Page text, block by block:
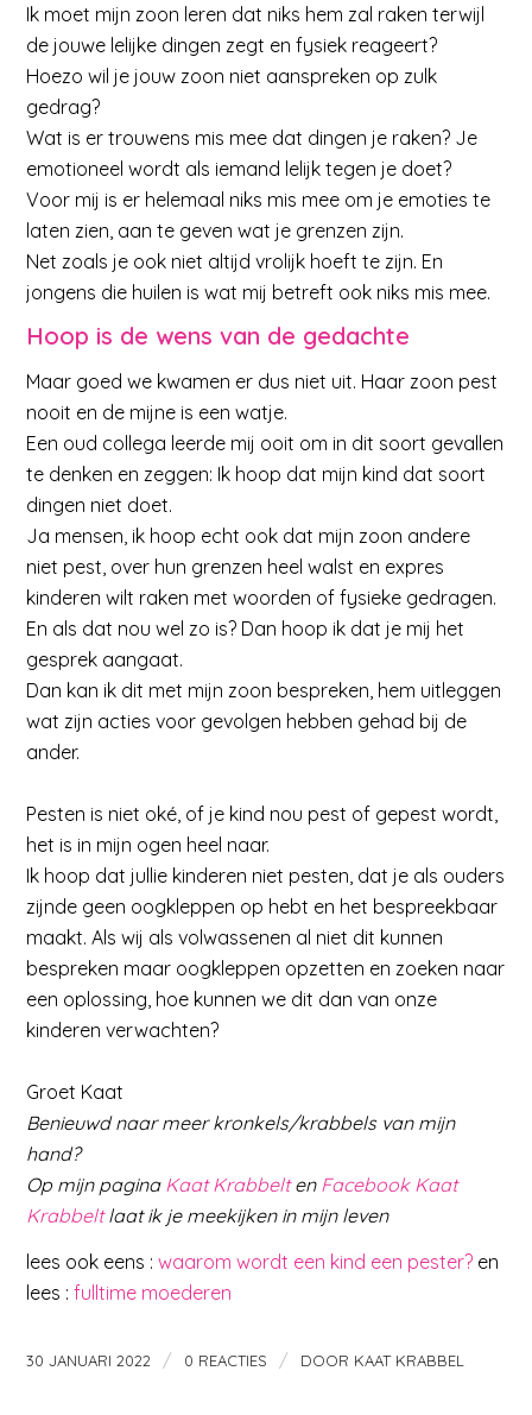
Ik moet mijn zoon leren dat niks hem zal raken terwijl
de jouwe lelijke dingen zegt en fysiek reageert?
Hoezo wil je jouw zoon niet aanspreken op zulk
gedrag?
Wat is er trouwens mis mee dat dingen je raken? Je
emotioneel wordt als iemand lelijk tegen je doet?
Voor mij is er helemaal niks mis mee om je emoties te
laten zien, aan te geven wat je grenzen zijn.
Net zoals je ook niet altijd vrolijk hoeft te zijn. En
jongens die huilen is wat mij betreft ook niks mis mee.
Hoop is de wens van de gedachte
Maar goed we kwamen er dus niet uit. Haar zoon pest
nooit en de mijne is een watje.
Een oud collega leerde mij ooit om in dit soort gevallen
te denken en zeggen: Ik hoop dat mijn kind dat soort
dingen niet doet.
Ja mensen, ik hoop echt ook dat mijn zoon andere
niet pest, over hun grenzen heel walst en expres
kinderen wilt raken met woorden of fysieke gedragen.
En als dat nou wel zo is? Dan hoop ik dat je mij het
gesprek aangaat.
Dan kan ik dit met mijn zoon bespreken, hem uitleggen
wat zijn acties voor gevolgen hebben gehad bij de
ander.
Pesten is niet oké, of je kind nou pest of gepest wordt,
het is in mijn ogen heel naar.
Ik hoop dat jullie kinderen niet pesten, dat je als ouders
zijnde geen oogkleppen op hebt en het bespreekbaar
maakt. Als wij als volwassenen al niet dit kunnen
bespreken maar oogkleppen opzetten en zoeken naar
een oplossing, hoe kunnen we dit dan van onze
kinderen verwachten?
Groet Kaat
Benieuwd naar meer kronkels/krabbels van mijn
hand?
Op mijn pagina Kaat Krabbelten Facebook Kaat
Krabbeltlaat ik je meekijken in mijn leven
lees ook eens :waarom wordt een kind een pester? en
lees :fulltime moederen
30 JANUARI 2022 / 0 REACTIES / DOOR KAAT KRABBEL